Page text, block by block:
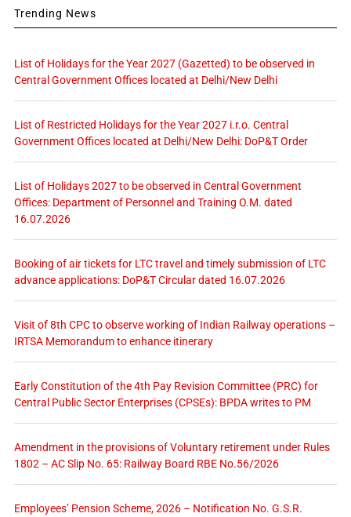
Trending News
List of Holidays for the Year 2027 (Gazetted) to be observed in
Central Government Offices located at Delhi/New Delhi
List of Restricted Holidays for the Year 2027 i.r.o. Central
Government Offices located at Delhi/New Delhi: DoP&T Order
List of Holidays 2027 to be observed in Central Government
Offices: Department of Personnel and Training O.M. dated
16.07.2026
Booking of air tickets for LTC travel and timely submission of LTC
advance applications: DoP&T Circular dated 16.07.2026
Visit of 8th CPC to observe working of Indian Railway operations –
IRTSA Memorandum to enhance itinerary
Early Constitution of the 4th Pay Revision Committee (PRC) for
Central Public Sector Enterprises (CPSEs): BPDA writes to PM
Amendment in the provisions of Voluntary retirement under Rules
1802 – AC Slip No. 65: Railway Board RBE No.56/2026
Employees’ Pension Scheme, 2026 – Notification No. G.S.R.